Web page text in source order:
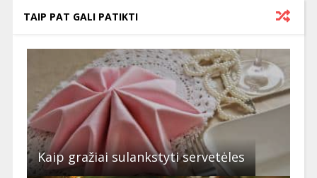
TAIP PAT GALI PATIKTI
Kaip gražiai sulankstyti servetėles